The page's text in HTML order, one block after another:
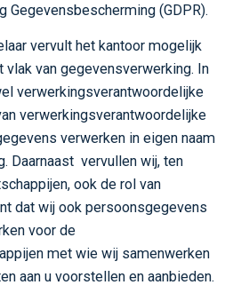
Gegevensbescherming (GDPR).
vervult het kantoor mogelijk
vlak van gegevensverwerking. In
verwerkingsverantwoordelijke
verwerkingsverantwoordelijke
verwerken in eigen naam
Daarnaast vervullen wij, ten
ook de rol van
dat wij ook persoonsgegevens
voor de
met wie wij samenwerken
aan u voorstellen en aanbieden.